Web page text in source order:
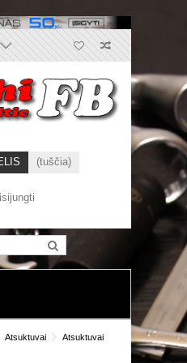
(tuščia)
+
Atsuktuvai Atsuktuvai